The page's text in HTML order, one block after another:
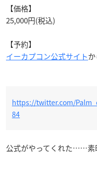
【価格】
25,000円(税込)
【予約】
イーカプコン公式サイトか
https://twitter.com/
84
公式がやってくれた……